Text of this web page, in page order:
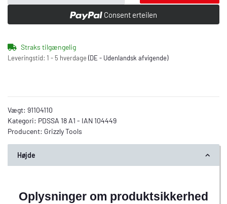
Consent erteilen
Straks tilgængelig
Leveringstid: 1 - 5 hverdage (DE - Udenlandsk afvigende)
Vægt: 91104110
Kategori: PDSSA 18 A1 - IAN 104449
Producent: Grizzly Tools
Højde
Oplysninger om produktsikkerhed